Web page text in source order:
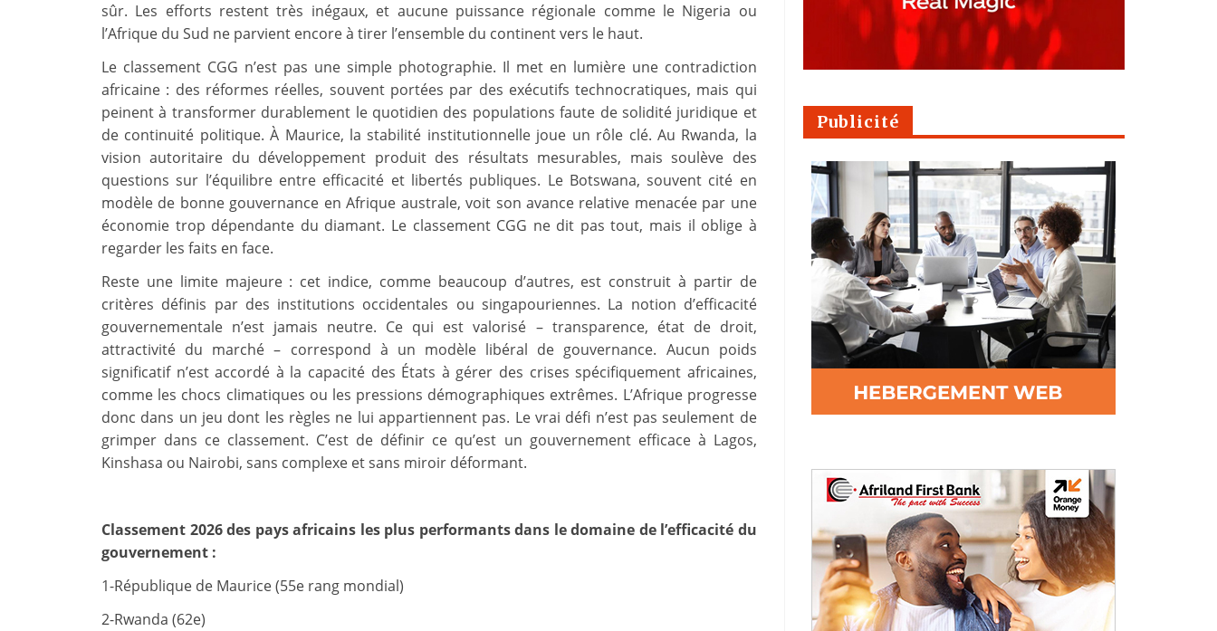
sûr. Les efforts restent très inégaux, et aucune puissance régionale comme le Nigeria ou
l’Afrique du Sud ne parvient encore à tirer l’ensemble du continent vers le haut.
Le classement CGG n’est pas une simple photographie. Il met en lumière une contradiction
africaine : des réformes réelles, souvent portées par des exécutifs technocratiques, mais qui
peinent à transformer durablement le quotidien des populations faute de solidité juridique et
de continuité politique. À Maurice, la stabilité institutionnelle joue un rôle clé. Au Rwanda, la
vision autoritaire du développement produit des résultats mesurables, mais soulève des
questions sur l’équilibre entre efficacité et libertés publiques. Le Botswana, souvent cité en
modèle de bonne gouvernance en Afrique australe, voit son avance relative menacée par une
économie trop dépendante du diamant. Le classement CGG ne dit pas tout, mais il oblige à
regarder les faits en face.
Reste une limite majeure : cet indice, comme beaucoup d’autres, est construit à partir de
critères définis par des institutions occidentales ou singapouriennes. La notion d’efficacité
gouvernementale n’est jamais neutre. Ce qui est valorisé – transparence, état de droit,
attractivité du marché – correspond à un modèle libéral de gouvernance. Aucun poids
significatif n’est accordé à la capacité des États à gérer des crises spécifiquement africaines,
comme les chocs climatiques ou les pressions démographiques extrêmes. L’Afrique progresse
donc dans un jeu dont les règles ne lui appartiennent pas. Le vrai défi n’est pas seulement de
grimper dans ce classement. C’est de définir ce qu’est un gouvernement efficace à Lagos,
Kinshasa ou Nairobi, sans complexe et sans miroir déformant.
Classement 2026 des pays africains les plus performants dans le domaine de l’efficacité du
gouvernement :
1-République de Maurice (55e rang mondial)
2-Rwanda (62e)
Publicité